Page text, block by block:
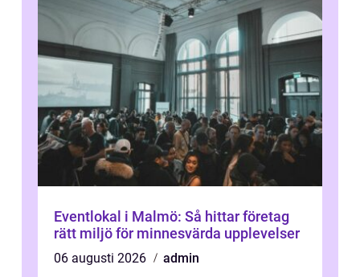
Eventlokal i Malmö: Så hittar företag
rätt miljö för minnesvärda upplevelser
06 augusti 2026
admin